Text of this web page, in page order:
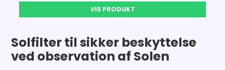
VIS PRODUKT
Solfilter til sikker beskyttelse
ved observation af Solen